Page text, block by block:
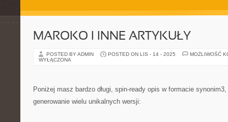
MAROKO I INNE ARTYKUŁY
POSTED BY ADMIN POSTED ON LIS - 14 - 2025
MOŻLIWOŚĆ
WYŁĄCZONA
Poniżej masz bardzo długi, spin-ready opis w formacie
generowanie wielu unikalnych wersji: